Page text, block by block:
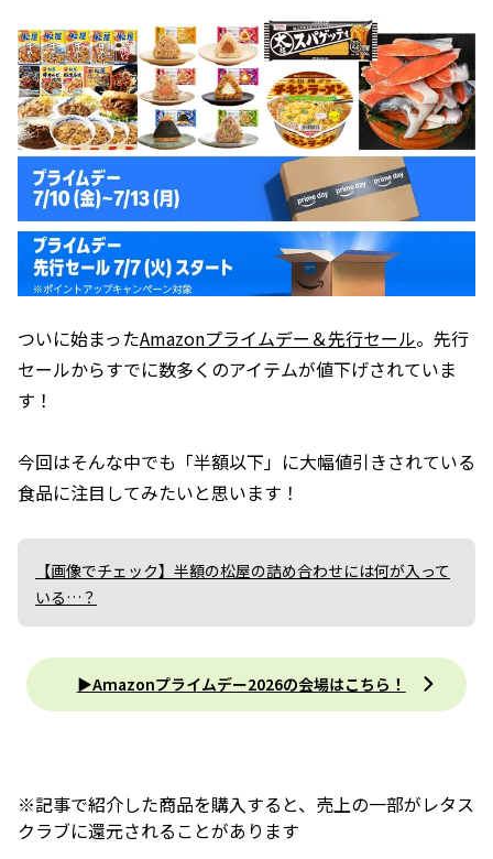
ついに始まったAmazonプライムデー＆先行セール。先行
セールからすでに数多くのアイテムが値下げされていま
す！
今回はそんな中でも「半額以下」に大幅値引きされている
食品に注目してみたいと思います！
【画像でチェック】半額の松屋の詰め合わせには何が入って
いる…？
▶︎Amazonプライムデー2026の会場はこちら！
※記事で紹介した商品を購入すると、売上の一部がレタス
クラブに還元されることがあります